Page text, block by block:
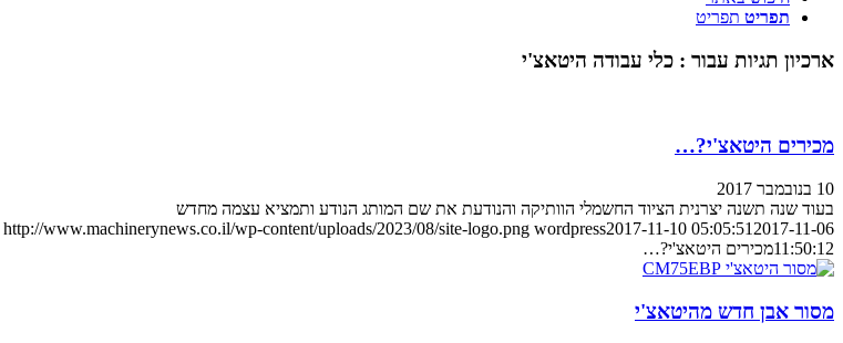
תפריט תפריט
ארכיון תגיות עבור : כלי עבודה היטאצ'י
מכירים היטאצ'י?…
10 בנובמבר 2017
בעוד שנה תשנה יצרנית הציוד החשמלי הוותיקה והנודעת את שם המותג הנודע ותמציא עצמה מחדש
http://www.machinerynews.co.il/wp-content/uploads/2023/08/site-logo.png wordpress2017-11-10 05:05:51 2017-11-06
11:50:12מכירים היטאצ'י?…
מסור אבן חדש מהיטאצ'י